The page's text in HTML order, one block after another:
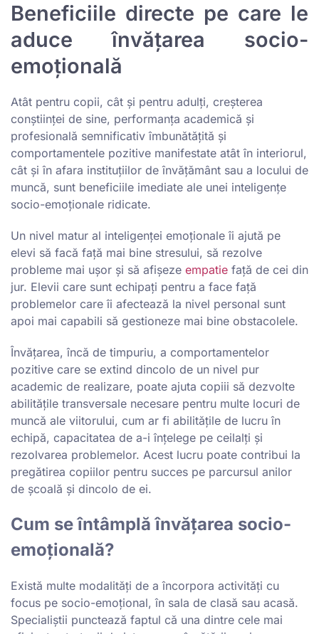
Beneficiile directe pe care le
aduce învățarea socio-
emoțională
Atât pentru copii, cât și pentru adulți, creșterea
conștiinței de sine, performanța academică și
profesională semnificativ îmbunătățită și
comportamentele pozitive manifestate atât în interiorul,
cât și în afara instituțiilor de învățământ sau a locului de
muncă, sunt beneficiile imediate ale unei inteligențe
socio-emoționale ridicate.
Un nivel matur al inteligenței emoționale îi ajută pe
elevi să facă față mai bine stresului, să rezolve
probleme mai ușor și să afișeze empatie față de cei din
jur. Elevii care sunt echipați pentru a face față
problemelor care îi afectează la nivel personal sunt
apoi mai capabili să gestioneze mai bine obstacolele.
Învățarea, încă de timpuriu, a comportamentelor
pozitive care se extind dincolo de un nivel pur
academic de realizare, poate ajuta copiii să dezvolte
abilitățile transversale necesare pentru multe locuri de
muncă ale viitorului, cum ar fi abilitățile de lucru în
echipă, capacitatea de a-i înțelege pe ceilalți și
rezolvarea problemelor. Acest lucru poate contribui la
pregătirea copiilor pentru succes pe parcursul anilor
de școală și dincolo de ei.
Cum se întâmplă învățarea socio-
emoțională?
Există multe modalități de a încorpora activități cu
focus pe socio-emoțional, în sala de clasă sau acasă.
Specialiștii punctează faptul că una dintre cele mai